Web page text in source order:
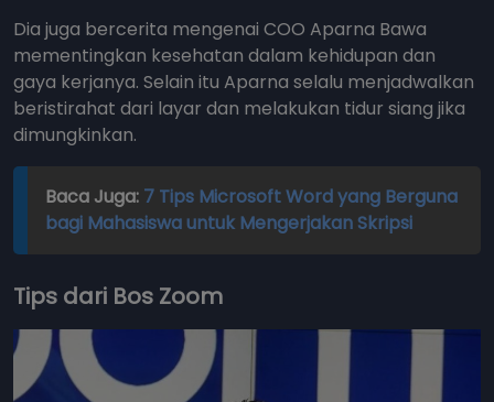
Dia juga bercerita mengenai COO Aparna Bawa
mementingkan kesehatan dalam kehidupan dan
gaya kerjanya. Selain itu Aparna selalu menjadwalkan
beristirahat dari layar dan melakukan tidur siang jika
dimungkinkan.
Baca Juga: 7 Tips Microsoft Word yang Berguna
bagi Mahasiswa untuk Mengerjakan Skripsi
Tips dari Bos Zoom